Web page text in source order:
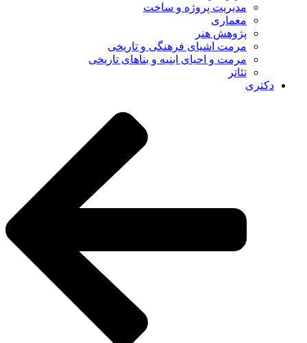
مدیریت پروژه و ساخت
معماری
پژوهش هنر
مرمت اشیای فرهنگی و تاریخی
مرمت و احیای ابنیه و بناهای تاریخی
تئاتر
دکتری